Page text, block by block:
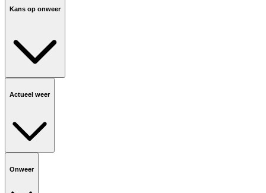
Kans op onweer
Actueel weer
Onweer